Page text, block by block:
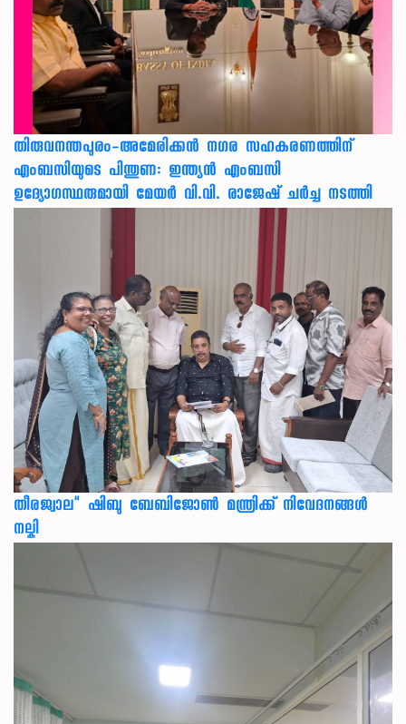
തിരുവനന്തപുരം-അമേരിക്കന്‍ നഗര സഹകരണത്തിന്
എംബസിയുടെ പിന്തുണ: ഇന്ത്യന്‍ എംബസി
ഉദ്യോഗസ്ഥരുമായി മേയര്‍ വി.വി. രാജേഷ് ചര്‍ച്ച നടത്തി
തീരജ്വാല" ഷിബു ബേബിജോൺ മന്ത്രിക്ക് നിവേദനങ്ങള്‍
നല്കി